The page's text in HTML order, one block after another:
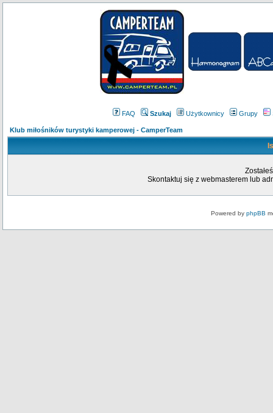
FAQ Szukaj Użytkownicy Grupy
Klub miłośników turystyki kamperowej - CamperTeam
Skontaktuj się z webmasterem lub
Powered by phpBB